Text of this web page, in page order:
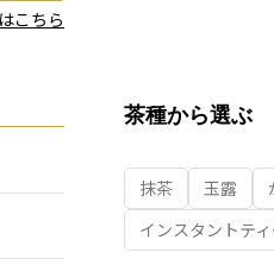
こちら
茶種から選ぶ
抹茶 玉露
インスタントティ